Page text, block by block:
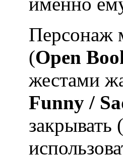
Персонаж
(Open
жестами
Funny /
закрывать (